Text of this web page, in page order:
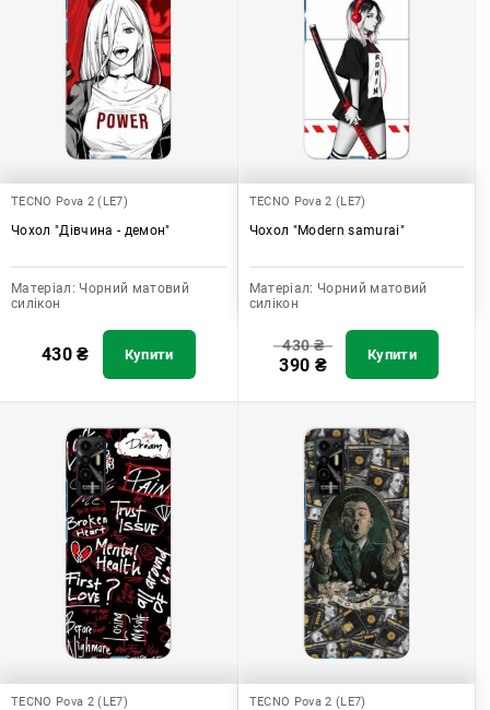
TECNO Pova 2 (LE7)
Чохол "Дівчина - демон"
Матеріал: Чорний матовий
силікон
430₴ Купити
TECNO Pova 2 (LE7)
Чохол "Modern samurai"
Матеріал: Чорний матовий
силікон
430₴
390 ₴ Купити
TECNO Pova 2 (LE7) TECNO Pova 2 (LE7)